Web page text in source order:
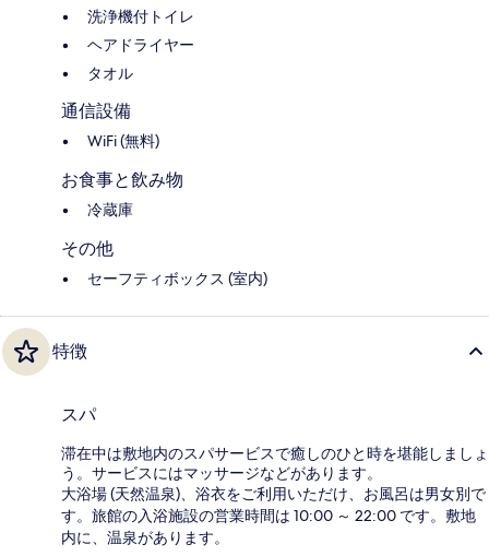
洗浄機付トイレ
ヘアドライヤー
タオル
通信設備
WiFi (無料)
お食事と飲み物
冷蔵庫
その他
セーフティボックス (室内)
特徴
スパ
滞在中は敷地内のスパサービスで癒しのひと時を堪能しましょ
う。サービスにはマッサージなどがあります。
大浴場 (天然温泉)、浴衣をご利用いただけ、お風呂は男女別で
す。旅館の入浴施設の営業時間は 10:00 ～ 22:00 です。敷地
内に、温泉があります。